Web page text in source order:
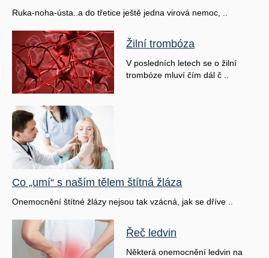
Ruka-noha-ústa..a do třetice ještě jedna virová nemoc, ..
Žilní trombóza
V posledních letech se o žilní
trombóze mluví čím dál č ..
Co „umí“ s naším tělem štítná žláza
Onemocnění štítné žlázy nejsou tak vzácná, jak se dříve ..
Řeč ledvin
Některá onemocnění ledvin na